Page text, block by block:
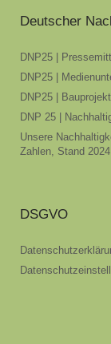
Deutscher
DNP25 |
DNP25 |
DNP25 |
DNP 25 |
Unsere
Zahlen, Stand 2024
DSGVO